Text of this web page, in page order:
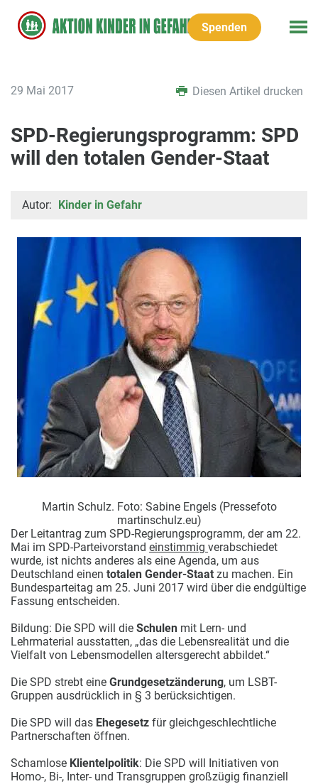
Spenden
29 Mai 2017 Diesen Artikel drucken
SPD-Regierungsprogramm: SPD
will den totalen Gender-Staat
Autor: Kinder in Gefahr
Martin Schulz. Foto: Sabine Engels (Pressefoto
martinschulz.eu)
Der Leitantrag zum SPD-Regierungsprogramm, der am 22.
Mai im SPD-Parteivorstand einstimmig verabschiedet
wurde, ist nichts anderes als eine Agenda, um aus
Deutschland einen totalen Gender-Staat zu machen. Ein
Bundesparteitag am 25. Juni 2017 wird über die endgültige
Fassung entscheiden.
Bildung: Die SPD will die Schulen mit Lern- und
Lehrmaterial ausstatten, „das die Lebensrealität und die
Vielfalt von Lebensmodellen altersgerecht abbildet.“
Die SPD strebt eine Grundgesetzänderung, um LSBT-
Gruppen ausdrücklich in § 3 berücksichtigen.
Die SPD will das Ehegesetz für gleichgeschlechtliche
Partnerschaften öffnen.
Schamlose Klientelpolitik: Die SPD will Initiativen von
Homo-, Bi-, Inter- und Transgruppen großzügig finanziell